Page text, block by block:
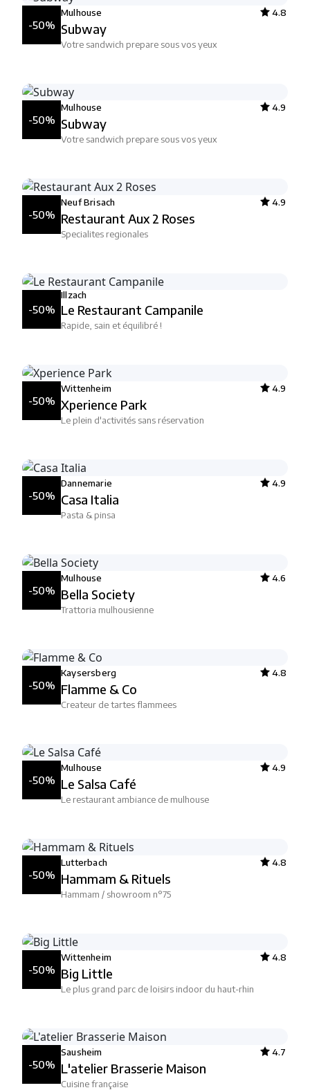
-50%
Mulhouse 4.8
Subway
Votre sandwich prepare sous vos yeux
-50%
Mulhouse 4.9
Subway
Votre sandwich prepare sous vos yeux
-50%
Neuf Brisach 4.9
Restaurant Aux 2 Roses
Specialites regionales
-50%
Illzach
Le Restaurant Campanile
Rapide, sain et équilibré !
-50%
Wittenheim 4.9
Xperience Park
Le plein d'activités sans réservation
-50%
Dannemarie 4.9
Casa Italia
Pasta & pinsa
-50%
Mulhouse 4.6
Bella Society
Trattoria mulhousienne
-50%
Kaysersberg 4.8
Flamme & Co
Createur de tartes flammees
-50%
Mulhouse 4.9
Le Salsa Café
Le restaurant ambiance de mulhouse
-50%
Lutterbach 4.8
Hammam & Rituels
Hammam / showroom n°75
-50%
Wittenheim 4.8
Big Little
Le plus grand parc de loisirs indoor du haut-rhin
-50%
Sausheim 4.7
L'atelier Brasserie Maison
Cuisine française